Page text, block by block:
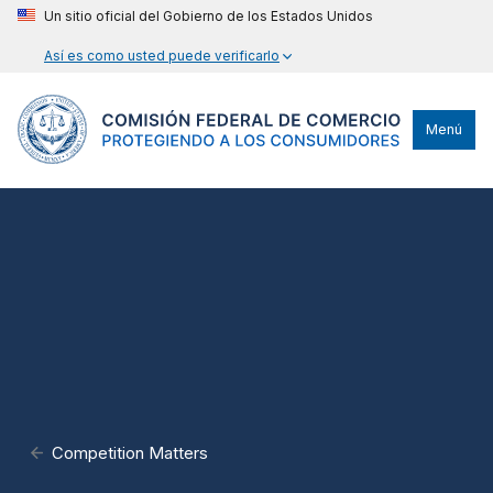
Un sitio oficial del Gobierno de los Estados Unidos
Así es como usted puede verificarlo
Menú
Competition Matters